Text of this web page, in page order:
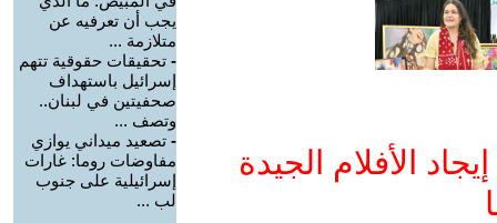
الأفلام الجيدة
يجب أن تعرفيه عن
متلازمة ...
- تحقيقات حقوقية تتهم
إسرائيل باستهداف
صحفيتين في لبنان..
وتصف ...
- تصعيد ميداني يوازي
مفاوضات روما: غارات
إسرائيلية على جنوب
لب ...